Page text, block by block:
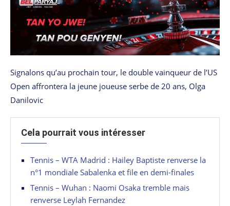
Signalons qu’au prochain tour, le double vainqueur de l’US
Open affrontera la jeune joueuse serbe de 20 ans, Olga
Danilovic
Cela pourrait vous intéresser
Tennis – WTA Madrid : Hailey Baptiste renverse la
n°1 mondiale Sabalenka et file en demi-finales
Tennis – Wuhan : Naomi Osaka tremble mais
renverse Leylah Fernandez